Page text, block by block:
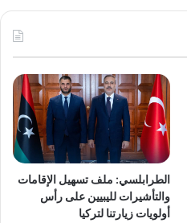
الطرابلسي: ملف تسهيل الإقامات
والتأشيرات لليبيين على رأس
أولويات زيارتنا لتركيا